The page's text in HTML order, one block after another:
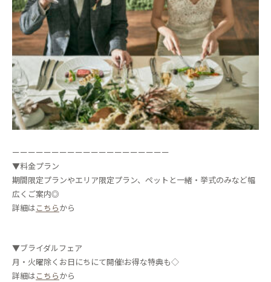
ーーーーーーーーーーーーーーーーーーーー
▼料金プラン
期間限定プランやエリア限定プラン、ペットと一緒・挙式のみなど幅
広くご案内◎
詳細はこちらから
▼ブライダルフェア
月・火曜除くお日にちにて開催!お得な特典も◇
詳細はこちらから